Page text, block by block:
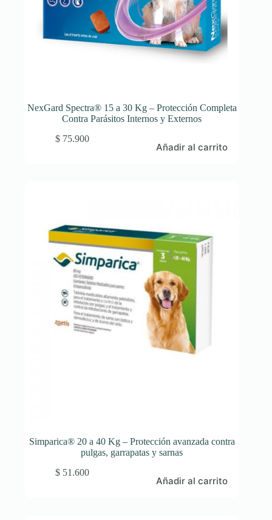
NexGard Spectra® 15 a 30 Kg – Protección Completa
Contra Parásitos Internos y Externos
$75.900
Añadir al carrito
Simparica® 20 a 40 Kg – Protección avanzada contra
pulgas, garrapatas y sarnas
$51.600
Añadir al carrito